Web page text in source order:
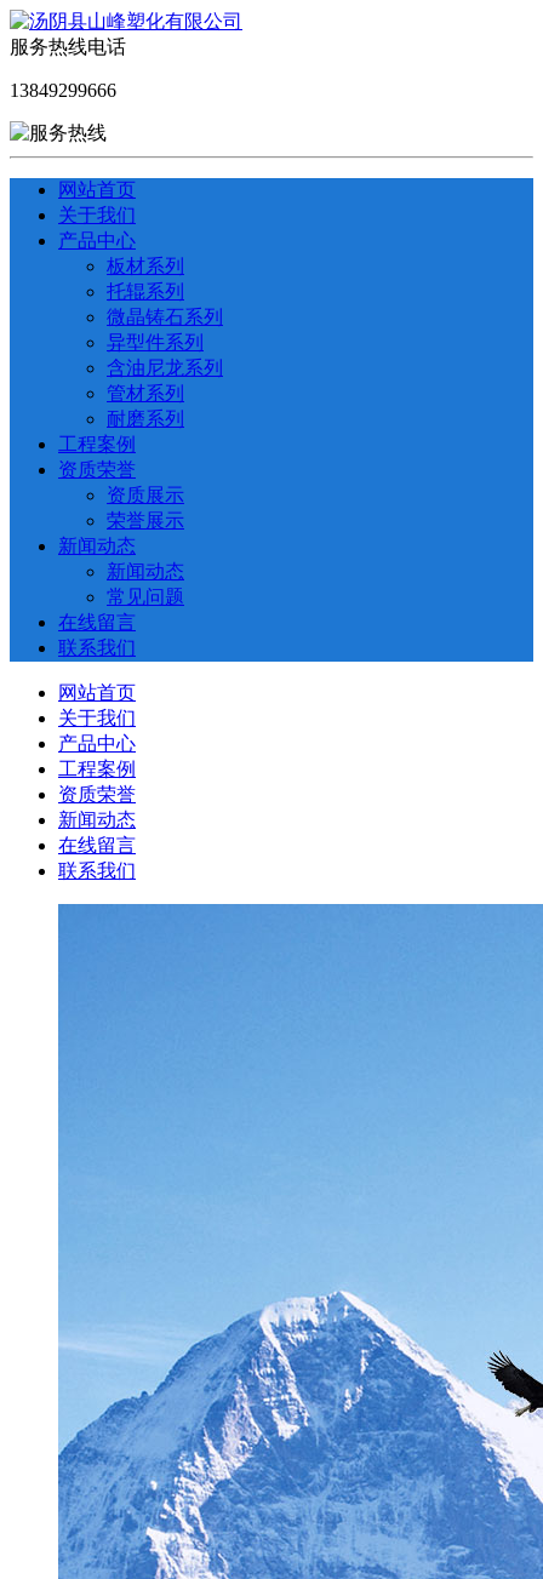
服务热线电话
13849299666
网站首页
关于我们
产品中心
板材系列
托辊系列
微晶铸石系列
异型件系列
含油尼龙系列
管材系列
耐磨系列
工程案例
资质荣誉
资质展示
荣誉展示
新闻动态
新闻动态
常见问题
在线留言
联系我们
网站首页
关于我们
产品中心
工程案例
资质荣誉
新闻动态
在线留言
联系我们